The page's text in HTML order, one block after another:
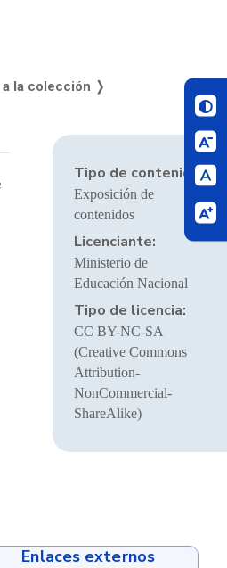
la colección ❭
Tipo de contenido:
Exposición de
contenidos
Licenciante:
Ministerio de
Educación Nacional
Tipo de licencia:
CC BY-NC-SA
(Creative Commons
Attribution-
NonCommercial-
ShareAlike)
Enlaces externos